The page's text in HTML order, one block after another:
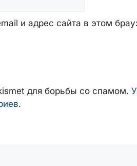
и адрес сайта в этом
для борьбы со спамом.
.